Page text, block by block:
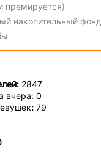
премируется)
накопительный фонд
2847
вчера: 0
:79